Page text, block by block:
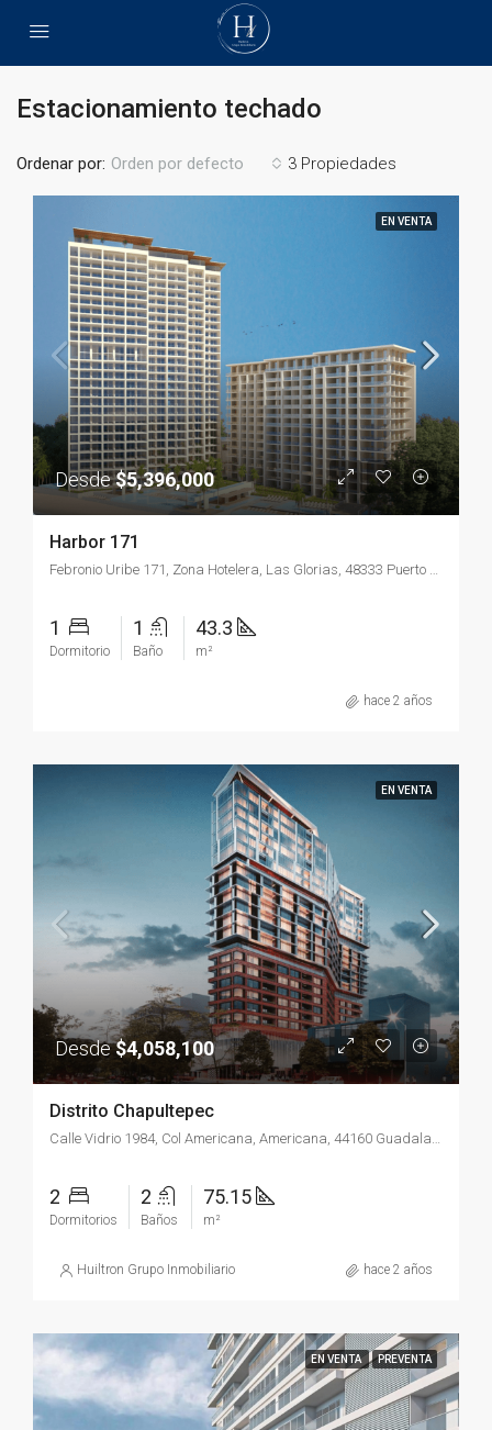
Estacionamiento techado
3 Propiedades
Ordenar por: Orden por defecto
EN VENTA
Desde$5,396,000
Harbor 171
Febronio Uribe 171, Zona Hotelera, Las Glorias, 48333 Puerto Vallarta, Jal.
1
Dormitorio
1
Baño
43.3
m²
hace 2 años
EN VENTA
Desde$4,058,100
Distrito Chapultepec
Calle Vidrio 1984, Col Americana, Americana, 44160 Guadalajara, Jal.
2
Dormitorios
2
Baños
75.15
m²
Huiltron Grupo Inmobiliario hace 2 años
EN VENTA PREVENTA